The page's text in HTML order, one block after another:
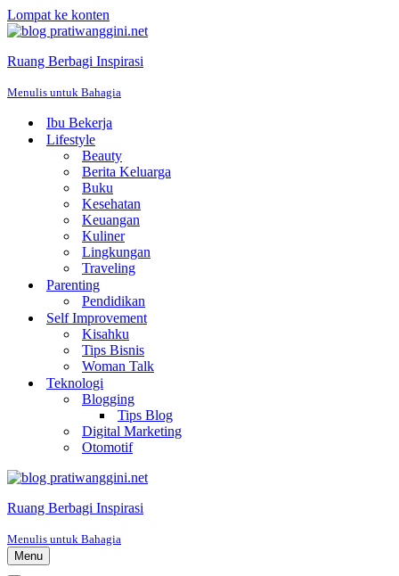
Lompat ke konten
Ruang Berbagi Inspirasi
Menulis untuk Bahagia
Ibu Bekerja
Lifestyle
Beauty
Berita Keluarga
Buku
Kesehatan
Keuangan
Kuliner
Lingkungan
Traveling
Parenting
Pendidikan
Self Improvement
Kisahku
Tips Bisnis
Woman Talk
Teknologi
Blogging
Tips Blog
Digital Marketing
Otomotif
Ruang Berbagi Inspirasi
Menulis untuk Bahagia
Menu
Menu